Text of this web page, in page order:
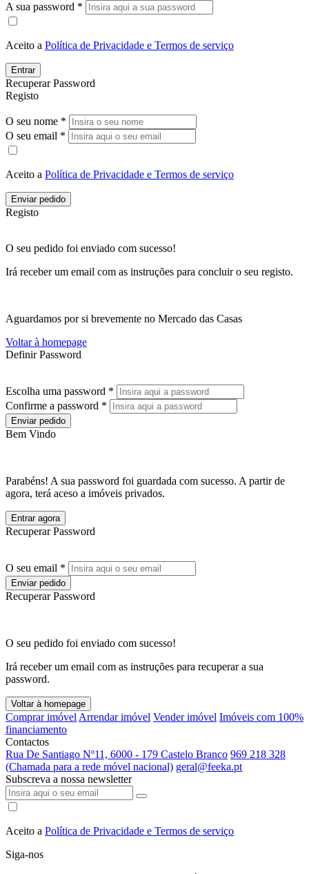
A sua password *
Aceito a Política de Privacidade e Termos de serviço
Entrar
Recuperar Password
Registo
O seu nome *
O seu email *
Aceito a Política de Privacidade e Termos de serviço
Enviar pedido
Registo
O seu pedido foi enviado com sucesso!
Irá receber um email com as instruções para concluir o seu registo.
Aguardamos por si brevemente no Mercado das Casas
Voltar à homepage
Definir Password
Escolha uma password *
Confirme a password *
Enviar pedido
Bem Vindo
Parabéns! A sua password foi guardada com sucesso. A partir de
agora, terá aceso a imóveis privados.
Entrar agora
Recuperar Password
O seu email *
Enviar pedido
Recuperar Password
O seu pedido foi enviado com sucesso!
Irá receber um email com as instruções para recuperar a sua
password.
Voltar à homepage
Comprar imóvel Arrendar imóvel Vender imóvel Imóveis com 100%
financiamento
Contactos
Rua De Santiago Nº11, 6000 - 179 Castelo Branco 969 218 328
(Chamada para a rede móvel nacional) geral@feeka.pt
Subscreva a nossa newsletter
Aceito a Política de Privacidade e Termos de serviço
Siga-nos